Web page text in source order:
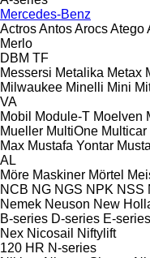
Mercedes-Benz
ActrosAntosArocsAtego
Merlo
DBM TF
Messersi Metalika Metax
Milwaukee Minelli Mini
VA
Mobil
Module-T Moelven
Mueller MultiOne Multicar
Max Mustafa Yontar
AL
Möre Maskiner Mörtel
NCB NG NGS NPK NSS
Nemek Neuson New
B-series D-series E-series
Nex Nicosail
Niftylift
120 HR N-series